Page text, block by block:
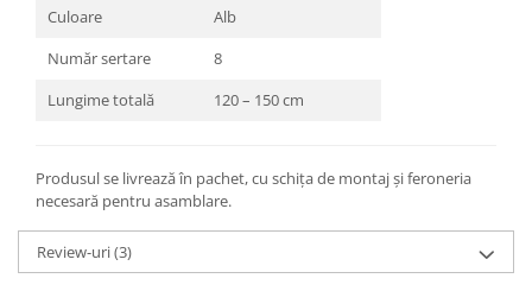
Culoare
Alb
Număr sertare
8
Lungime totală
120 – 150 cm
Produsul se livrează în pachet, cu schița de montaj și feroneria
necesară pentru asamblare.
Review-uri(3)